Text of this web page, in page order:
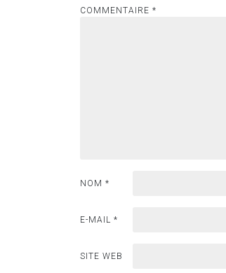
COMMENTAIRE *
NOM *
E-MAIL *
SITE WEB